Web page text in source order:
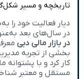
تاریخچه و مسیر
در سال‌های بعد
در بازار مالی دبی
بخشی از تجربه
کار کرد و با پشتوانه
مستقل و معتبر